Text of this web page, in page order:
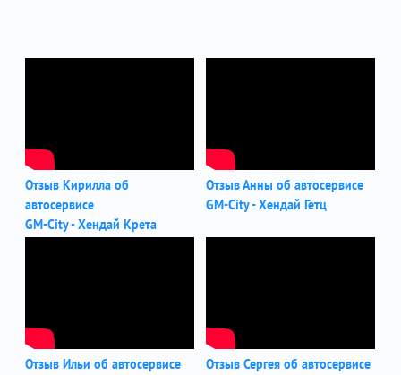
Отзыв Кирилла об
автосервисе
GM-City - Хендай Крета
Отзыв Анны об автосервисе
GM-City - Хендай Гетц
Отзыв Ильи об автосервисе
Отзыв Сергея об автосервисе